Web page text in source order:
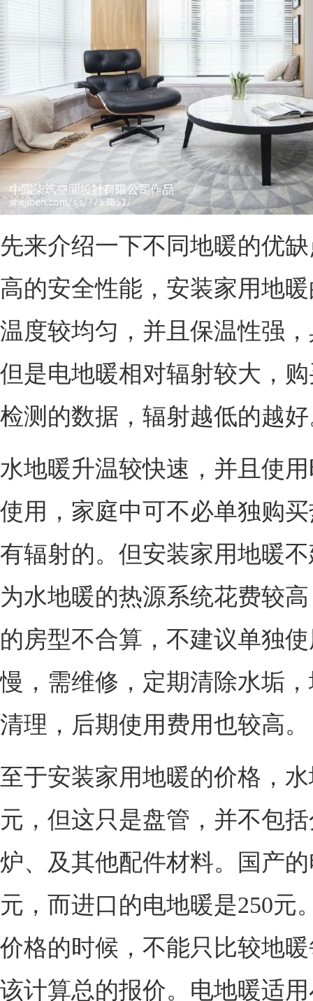
先来介绍一下不同地暖的优
高的安全性能，安装家用地
温度较均匀，并且保温性强
但是电地暖相对辐射较大，
检测的数据，辐射越低的越
水地暖升温较快速，并且使
使用，家庭中可不必单独购
有辐射的。但安装家用地暖
为水地暖的热源系统花费较
的房型不合算，不建议单独
慢，需维修，定期清除水垢
清理，后期使用费用也较高。
至于安装家用地暖的价格，
元，但这只是盘管，并不包
炉、及其他配件材料。国产
元，而进口的电地暖是250元
价格的时候，不能只比较地
该计算总的报价。电地暖适